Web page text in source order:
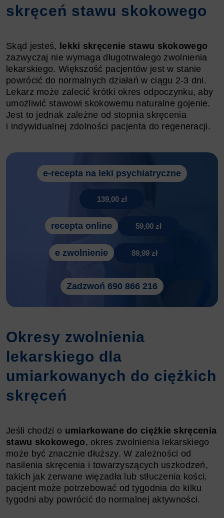
skręceń stawu skokowego
Skąd jesteś, lekki skręcenie stawu skokowego
zazwyczaj nie wymaga długotrwałego zwolnienia
lekarskiego. Większość pacjentów jest w stanie
powrócić do normalnych działań w ciągu 2-3 dni.
Lekarz może zalecić krótki okres odpoczynku, aby
umożliwić stawowi skokowemu naturalne gojenie.
Jest to jednak zależne od stopnia skręcenia
i indywidualnej zdolności pacjenta do regeneracji.
e-recepta na leki psychiatryczne
139,00 zł
recepta online 59,00 zł
e zwolnienie 89,99 zł
Zadzwoń 690 866 216
Okresy zwolnienia
lekarskiego dla
umiarkowanych do ciężkich
skręceń
Jeśli chodzi o umiarkowane do ciężkie skręcenia
stawu skokowego, okres zwolnienia lekarskiego
może być znacznie dłuższy. W zależności od
nasilenia skręcenia i towarzyszących uszkodzeń,
takich jak zerwane więzadła lub stłuczenia kości,
pacjent może potrzebować od tygodnia do kilku
tygodni aby powrócić do normalnej aktywności.